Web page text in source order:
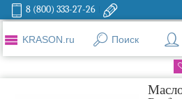
8 (800) 333-27-26
KRASON.ru Поиск